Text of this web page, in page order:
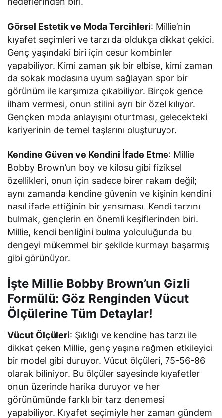
Görsel Estetik ve Moda Tercihleri: Millie’nin
kıyafet seçimleri ve tarzı da oldukça dikkat çekici.
Genç yaşındaki biri için cesur kombinler
yapabiliyor. Kimi zaman şık bir elbise, kimi zaman
da sokak modasına uyum sağlayan spor bir
görünüm ile karşımıza çıkabiliyor. Birçok gence
ilham vermesi, onun stilini ayrı bir özel kılıyor.
Gençken moda anlayışını oturtması, gelecekteki
kariyerinin de temel taşlarını oluşturuyor.
Kendine Güven ve Kendini İfade Etme: Millie
Bobby Brown’un boy ve kilosu gibi fiziksel
özellikleri, onun için sadece birer rakam değil;
aynı zamanda kendine güvenin ve kişinin kendini
nasıl ifade ettiğinin bir yansıması. Kendi tarzını
bulmak, gençlerin en önemli keşiflerinden biri.
Millie, kendi benliğini bulma yolculuğunda bu
dengeyi mükemmel bir şekilde kurmayı başarmış
gibi görünüyor.
İşte Millie Bobby Brown’un Gizli
Formülü: Göz Renginden Vücut
Ölçülerine Tüm Detaylar!
Vücut Ölçüleri: Şıklığı ve kendine has tarzı ile
dikkat çeken Millie, genç yaşına rağmen etkileyici
bir model gibi duruyor. Vücut ölçüleri, 75-56-86
olarak biliniyor. Bu ölçüler sayesinde kıyafetler
onun üzerinde harika duruyor ve her
görünümünde farklı bir tarz denemesi
yapabiliyor. Kıyafet seçimiyle her zaman gündem